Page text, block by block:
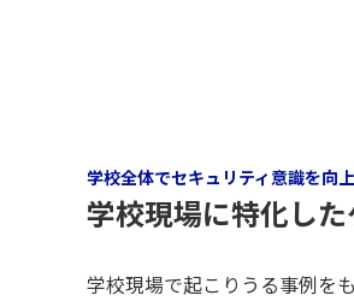
学校全体でセキュリティ意識を向
学校現場に特化し
学校現場で起こりうる事例を